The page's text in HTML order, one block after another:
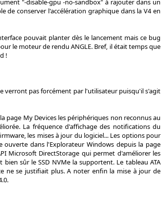
de conserver l'accélération graphique dans la V4 en
pouvait planter dès le lancement mais ce bug
le moteur de rendu ANGLE. Bref, il était temps que
!
verront pas forcément par l'utilisateur puisqu'il s'agit
page My Devices les périphériques non reconnus au
La fréquence d'affichage des notifications du
les mises à jour du logiciel... Les options pour
dans l'Explorateur Windows depuis la page
Microsoft DirectStorage qui permet d'améliorer les
sûr le SSD NVMe la supportent. Le tableau ATA
ne se justifiait plus. A noter enfin la mise à jour de